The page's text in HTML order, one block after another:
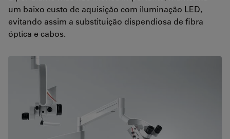
um baixo custo de aquisição com iluminação LED,
evitando assim a substituição dispendiosa de fibra
óptica e cabos.